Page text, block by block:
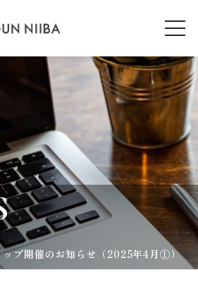
AUDITION
ARTIST
TOPICS
ップ開催のお知らせ（2025年4月①）